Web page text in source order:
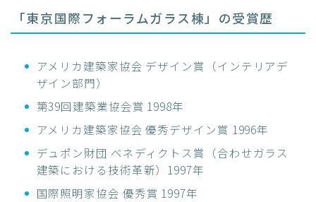
「東京国際フォーラムガラス棟」の受賞歴
アメリカ建築家協会 デザイン賞（インテリアデ
ザイン部門）
第39回建築業協会賞 1998年
アメリカ建築家協会 優秀デザイン賞 1996年
デュポン財団 ベネディクトス賞（合わせガラス
建築における技術革新）1997年
国際照明家協会 優秀賞 1997年